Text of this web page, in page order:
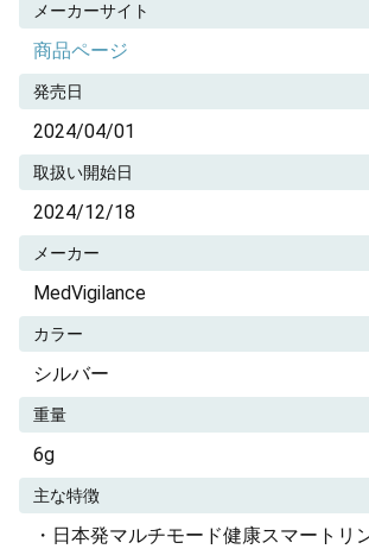
メーカーサイト
商品ページ
発売日
2024/04/01
取扱い開始日
2024/12/18
メーカー
MedVigilance
カラー
シルバー
重量
6g
主な特徴
・日本発マルチモード健康スマートリ